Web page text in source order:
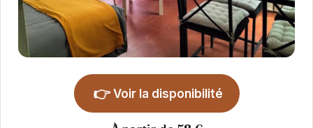
👉 Voir la disponibilité